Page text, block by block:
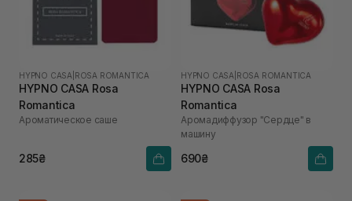
HYPNO CASA ROSA ROMANTICA
HYPNO CASA Rosa
Romantica
Ароматическое саше
285₴
HYPNO CASA ROSA ROMANTICA
HYPNO CASA Rosa
Romantica
Аромадиффузор "Сердце" в
машину
690₴